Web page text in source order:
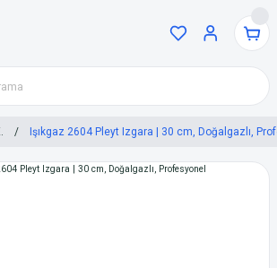
Işıkgaz 2604 Pleyt Izgara | 30 cm, Doğalgazlı,